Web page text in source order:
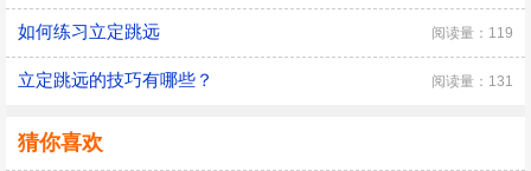
如何练习立定跳远 阅读量：119
立定跳远的技巧有哪些？ 阅读量：131
猜你喜欢